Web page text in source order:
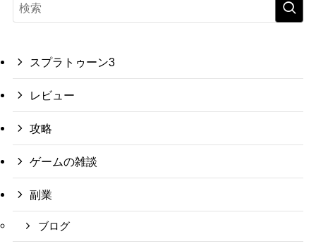
スプラトゥーン3
レビュー
攻略
ゲームの雑談
副業
ブログ